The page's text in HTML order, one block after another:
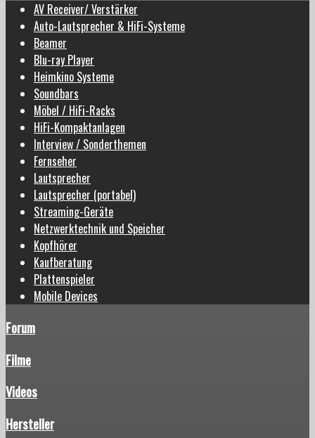
AV Receiver/ Verstärker
Auto-Lautsprecher & HiFi-Systeme
Beamer
Blu-ray Player
Heimkino Systeme
Soundbars
Möbel / HiFi-Racks
HiFi-Kompaktanlagen
Interview / Sonderthemen
Fernseher
Lautsprecher
Lautsprecher (portabel)
Streaming-Geräte
Netzwerktechnik und Speicher
Kopfhörer
Kaufberatung
Plattenspieler
Mobile Devices
Forum
Filme
Videos
Hersteller